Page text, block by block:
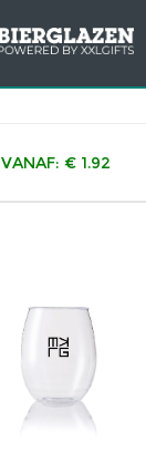
VANAF: € 1.92